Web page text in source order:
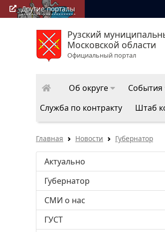
Другие порталы
Рузский
Московской области
Официальный портал
РузаРИА: последние новости
округа
Об округе События
Служба по контракту
Штаб
Главная Новости Губернатор
Актуально
Губернатор
СМИ о нас
ГУСТ